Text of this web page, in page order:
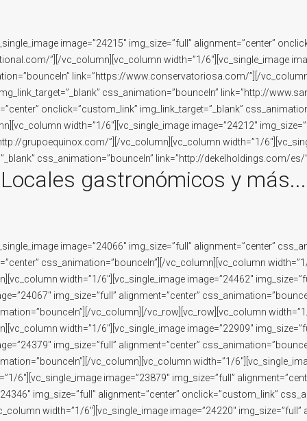
image=”24215″ img_size=”full” alignment=”center”
”][/vc_column][vc_column width=”1/6″][vc_single_image
link=”https://www.conservatoriosa.com/”][/
css_animation=”bounceIn” link=”http://
onclick=”custom_link” img_link_target=”_blank”
width=”1/6″][vc_single_image image=”24212″
grupoequinox.com/”][/vc_column][vc_column width=”1/
css_animation=”bounceIn” link=”http://dekelholdings.com/
Locales gastronómicos y más...
image=”24066″ img_size=”full” alignment=”center”
css_animation=”bounceIn”][/vc_column][vc_column
width=”1/6″][vc_single_image image=”24462″
img_size=”full” alignment=”center”
vc_column][/vc_row][vc_row][vc_column
width=”1/6″][vc_single_image image=”22909″
img_size=”full” alignment=”center”
vc_column][vc_column width=”1/
6″][vc_single_image image=”23879″ img_size=”full”
img_size=”full” alignment=”center” onclick=”custom_link”
width=”1/6″][vc_single_image image=”24220″ img_size=”full”